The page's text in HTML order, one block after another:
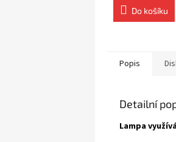
Do košíku
Popis
Detailní
Lampa